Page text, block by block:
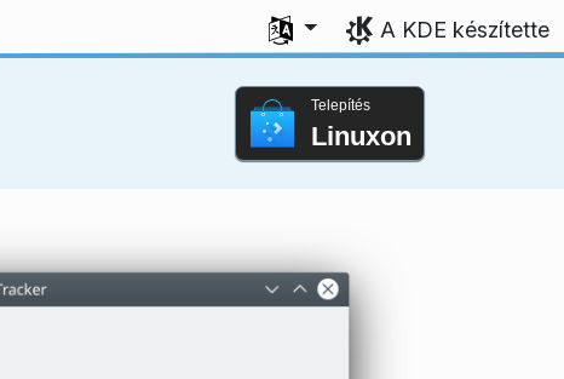
Válasszon nyelvet
A KDE készítette
Telepítés
Linuxon